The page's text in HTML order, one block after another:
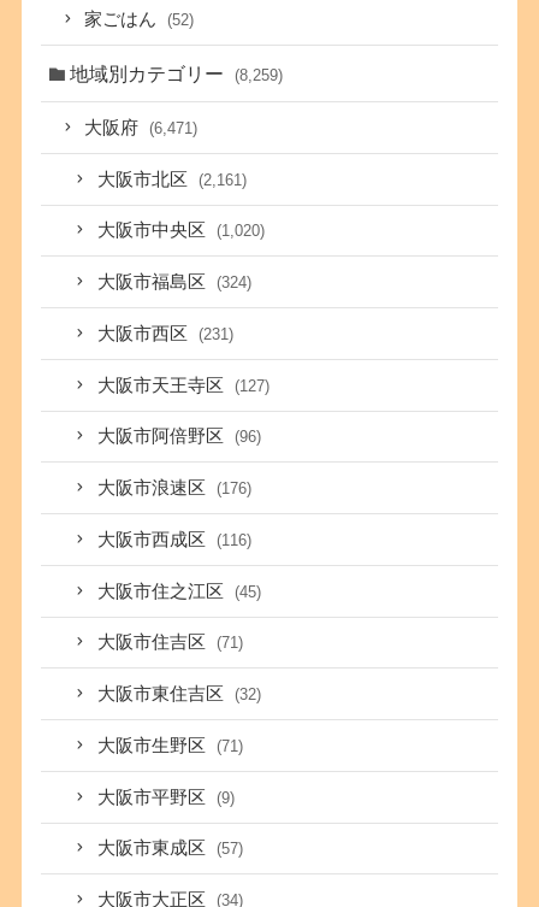
家ごはん (52)
地域別カテゴリー (8,259)
大阪府 (6,471)
大阪市北区 (2,161)
大阪市中央区 (1,020)
大阪市福島区 (324)
大阪市西区 (231)
大阪市天王寺区 (127)
大阪市阿倍野区 (96)
大阪市浪速区 (176)
大阪市西成区 (116)
大阪市住之江区 (45)
大阪市住吉区 (71)
大阪市東住吉区 (32)
大阪市生野区 (71)
大阪市平野区 (9)
大阪市東成区 (57)
大阪市大正区 (34)